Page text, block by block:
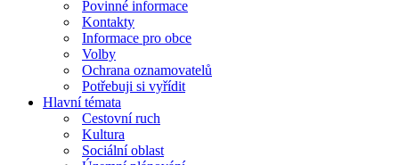
Povinné informace
Kontakty
Informace pro obce
Volby
Ochrana oznamovatelů
Potřebuji si vyřídit
Hlavní témata
Cestovní ruch
Kultura
Sociální oblast